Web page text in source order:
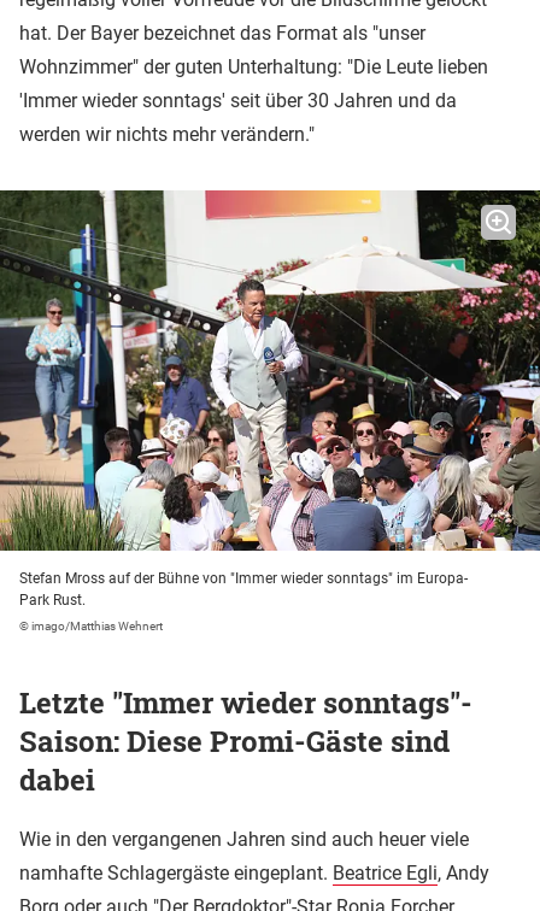
hat. Der Bayer bezeichnet das Format als "unser
Wohnzimmer" der guten Unterhaltung: "Die Leute lieben
'Immer wieder sonntags' seit über 30 Jahren und da
werden wir nichts mehr verändern."
Stefan Mross auf der Bühne von "Immer wieder sonntags" im Europa-
Park Rust.
© imago/Matthias Wehnert
Letzte "Immer wieder sonntags"-
Saison: Diese Promi-Gäste sind
dabei
Wie in den vergangenen Jahren sind auch heuer viele
namhafte Schlagergäste eingeplant. Beatrice Egli, Andy
Borg oder auch "Der Bergdoktor"-Star Ronja Forcher